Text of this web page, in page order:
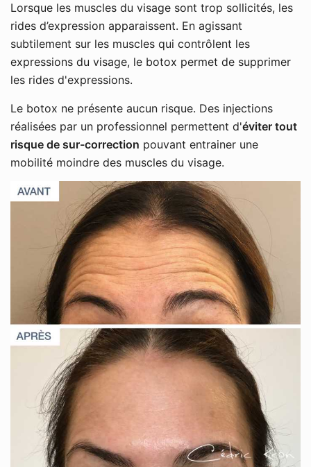
Lorsque les muscles du visage sont trop sollicités, les
rides d’expression apparaissent. En agissant
subtilement sur les muscles qui contrôlent les
expressions du visage, le botox permet de supprimer
les rides d'expressions.
Le botox ne présente aucun risque. Des injections
réalisées par un professionnel permettent d'éviter tout
risque de sur-correction pouvant entrainer une
mobilité moindre des muscles du visage.